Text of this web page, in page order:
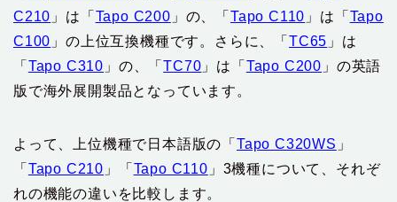
C210 」は「‎ Tapo C200 」の、「‎Tapo C110 」は「 ‎Tapo
C100 」の上位互換機種です。さらに、「TC65 」は
「 Tapo C310 」の、「‎TC70 」は「‎ Tapo C200 」の英語
版で海外展開製品となっています。
よって、上位機種で日本語版の「 Tapo C320WS 」
「 ‎Tapo C210 」「 ‎Tapo C110 」3機種について、それぞ
れの機能の違いを比較します。